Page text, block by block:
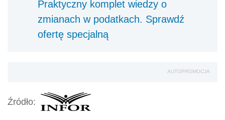
Praktyczny komplet wiedzy o
zmianach w podatkach. Sprawdź
ofertę specjalną
AUTOPROMOCJA
Źródło: